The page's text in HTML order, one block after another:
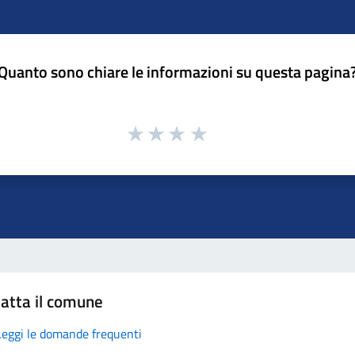
sono chiare le informazioni su questa
il comune
le domande frequenti